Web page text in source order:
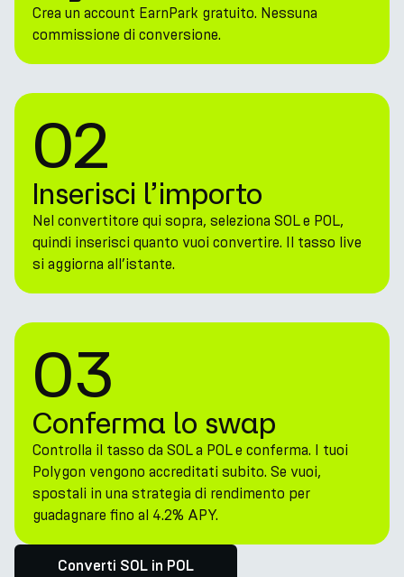
Crea un account EarnPark gratuito. Nessuna
commissione di conversione.
02
Inserisci l’importo
Nel convertitore qui sopra, seleziona SOL e POL,
quindi inserisci quanto vuoi convertire. Il tasso live
si aggiorna all’istante.
03
Conferma lo swap
Controlla il tasso da SOL a POL e conferma. I tuoi
Polygon vengono accreditati subito. Se vuoi,
spostali in una strategia di rendimento per
guadagnare fino al 4.2% APY.
Converti SOL in POL